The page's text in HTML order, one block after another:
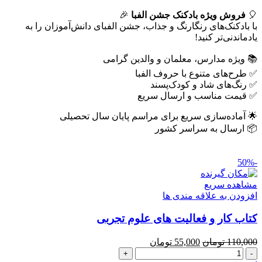
عدد 🎈 فروش ویژه بادکنک جشن الفبا 🎉
با بادکنک‌های رنگارنگ و جذاب، جشن الفبای دانش‌آموزان را به
یادماندنی‌تر کنید!
📚 ویژه مدارس، معلمان و والدین گرامی
✅ طرح‌های متنوع با حروف الفبا
✅ رنگ‌های شاد و کودک‌پسند
✅ قیمت مناسب و ارسال سریع
🌟 آماده‌سازی سریع برای مراسم پایان سال تحصیلی
📦 ارسال به سراسر کشور
-50%
مشاهده سریع
افزودن به علاقه مندی ها
کتاب کار و فعالیت های علوم تجربی
110,000 تومان قیمت
55,000 تومان
فعلی
کتاب